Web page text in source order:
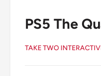
PS5 The
TAKE TWO